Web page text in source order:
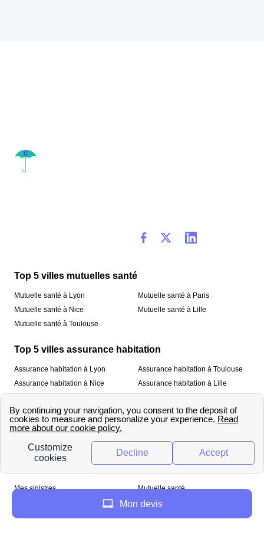
Top 5 villes mutuelles santé
Mutuelle santé à Lyon
Mutuelle santé à Nice
Mutuelle santé à Toulouse
Mutuelle santé à Paris
Mutuelle santé à Lille
Top 5 villes assurance habitation
Assurance habitation à Lyon
Assurance habitation à Nice
Assurance habitation à Toulouse
Assurance habitation à Lille
À propos
Qui sommes-nous ? Mentions légales
Mes sinistres
Mutuelle santé
Mon devis